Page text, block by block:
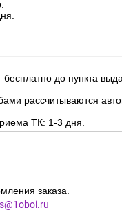
до пункта
рассчитываются
ТК: 1-3 дня.
заказа.